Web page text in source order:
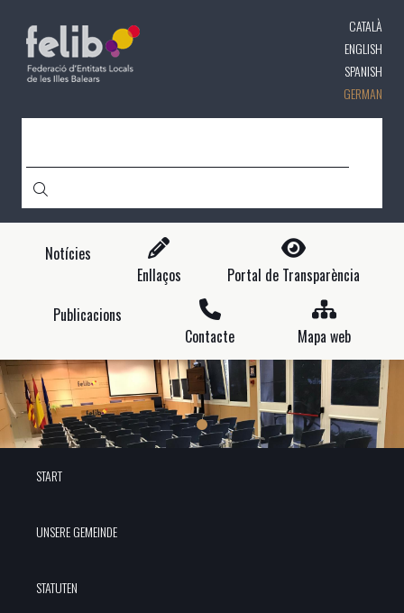
CATALÀ
ENGLISH
SPANISH
GERMAN
Notícies
Enllaços
Portal de Transparència
Publicacions
Contacte
Mapa web
START
UNSERE GEMEINDE
STATUTEN